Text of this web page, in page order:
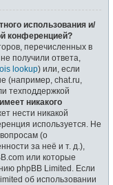
использования и/
конференцией?
перечисленных в
получили ответа,
lookup) или, если
(например, chat.ru,
техподдержкой
никакого
нести никакой
используется. Не
(о
за неё и т. д.),
или которые
phpBB Limited. Если
об использовании